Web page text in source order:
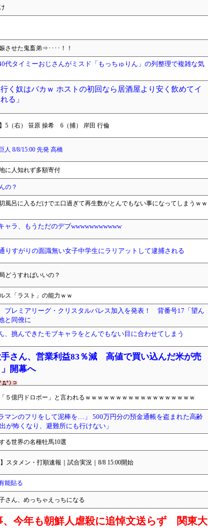
させた鬼畜弟⇒････！！
代タイミーおじさんがミスド「もっちゅりん」の列整理で複雑な気
く奴はバカｗ ホストの初回なら居酒屋より安く飲めてイ
る」
5（右） 笹原 操希 6（捕） 岸田 行倫
人 8/8/15:00 先発 高橋
に人知れず多額寄付
の？
風呂に入るだけでエ口過ぎて再生数がとんでもない事になってしまうｗｗ
ャラ、もうただのデブwwwwwwwwwww
りすがりの面識無い女子中学生にラリアットして逮捕される
どうすればいいの？
ス「ラスト」の能力ｗｗ
プレミアリーグ・クリスタルパレス加入を発表！ 背番号17「望ん
と同僚に
、挑んできたモブキャラをとんでもない目に合わせてしまう
手さん、営業利益83％減 高値で買い込んだ米が売
開幕へ
５億円ドロボー」と言われるｗｗｗｗｗｗｗｗｗｗｗｗｗｗｗｗｗｗ
マンのフリをして泥棒を…」 500万円分の預金通帳を盗まれた高齢
が怖くなり、避難所にも行けない」
る世界の名種牡馬10選
スタメン・打順速報｜試合実況｜8/8 15:00開始
能貼る
さん、めっちゃえっちになる
、今年も朝鮮人虐殺に追悼文送らず 関東大